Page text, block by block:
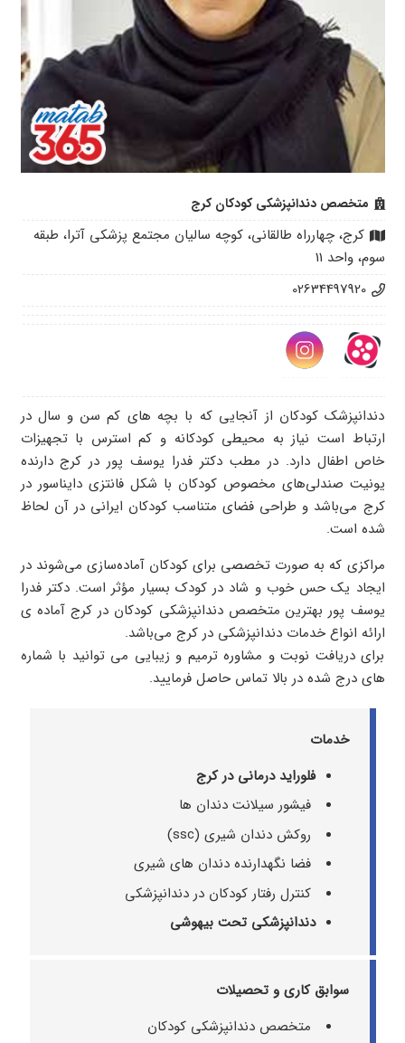
متخصص دندانپزشکی کودکان کرج
کرج، چهارراه طالقانی، کوچه سالیان مجتمع پزشکی آترا، طبقه
سوم، واحد 11
02634497920
دندانپزشک کودکان از آنجایی که با بچه های کم سن و سال در
ارتباط است نیاز به محیطی کودکانه و کم استرس با تجهیزات
خاص اطفال دارد. در مطب دکتر فدرا یوسف پور در کرج دارنده
یونیت صندلی‌های مخصوص کودکان با شکل فانتزی دایناسور در
کرج می‌باشد و طراحی فضای متناسب کودکان ایرانی در آن لحاظ
شده است.
مراکزی که به صورت تخصصی برای کودکان آماده‌سازی می‌شوند در
ایجاد یک حس خوب و شاد در کودک بسیار مؤثر است. دکتر فدرا
یوسف پور بهترین متخصص دندانپزشکی کودکان در کرج آماده ی
ارائه انواع خدمات دندانپزشکی در کرج می‌باشد.
برای دریافت نوبت و مشاوره ترمیم و زیبایی می توانید با شماره
های درج شده در بالا تماس حاصل فرمایید.
خدمات
فلورايد درمانی در کرج
فيشور سيلانت دندان‌ ها
روكش دندان شيرى (ssc)
فضا نگهدارنده دندان های شیری
کنترل رفتار کودکان در دندانپزشکی
دندانپزشکی تحت بیهوشی
سوابق کاری و تحصیلات
متخصص دندانپزشکی کودکان